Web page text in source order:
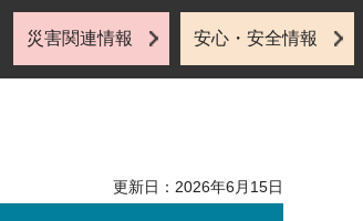
災害関連情報 安心・安全情報
更新日：2026年6月15日